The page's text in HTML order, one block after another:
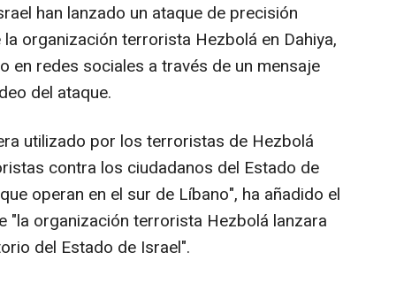
han lanzado un ataque de precisión
organización terrorista Hezbolá en Dahiya,
en redes sociales a través de un mensaje
del ataque.
utilizado por los terroristas de Hezbolá
contra los ciudadanos del Estado de
operan en el sur de Líbano", ha añadido el
"la organización terrorista Hezbolá lanzara
del Estado de Israel".